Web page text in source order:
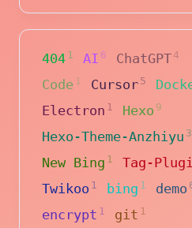
404 1 AI 6 ChatGPT 4
Code 1 Cursor 5
Electron 1 Hexo 9
Hexo-Theme-Anzhiyu 3
New Bing 1 Tag-
Twikoo 1 bing 1 demo
encrypt 1 git 1